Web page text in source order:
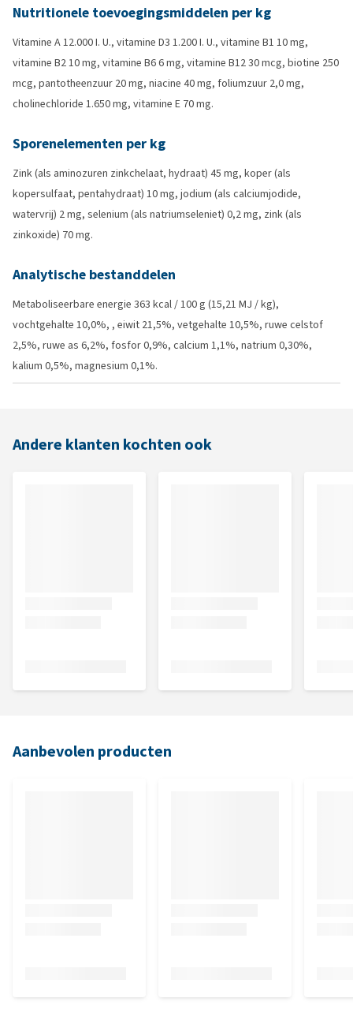
Nutritionele toevoegingsmiddelen per kg
Vitamine A 12.000 I. U., vitamine D3 1.200 I. U., vitamine B1 10 mg,
vitamine B2 10 mg, vitamine B6 6 mg, vitamine B12 30 mcg, biotine 250
mcg, pantotheenzuur 20 mg, niacine 40 mg, foliumzuur 2,0 mg,
cholinechloride 1.650 mg, vitamine E 70 mg.
Sporenelementen per kg
Zink (als aminozuren zinkchelaat, hydraat) 45 mg, koper (als
kopersulfaat, pentahydraat) 10 mg, jodium (als calciumjodide,
watervrij) 2 mg, selenium (als natriumseleniet) 0,2 mg, zink (als
zinkoxide) 70 mg.
Analytische bestanddelen
Metaboliseerbare energie 363 kcal / 100 g (15,21 MJ / kg),
vochtgehalte 10,0%, , eiwit 21,5%, vetgehalte 10,5%, ruwe celstof
2,5%, ruwe as 6,2%, fosfor 0,9%, calcium 1,1%, natrium 0,30%,
kalium 0,5%, magnesium 0,1%.
Andere klanten kochten ook
Aanbevolen producten